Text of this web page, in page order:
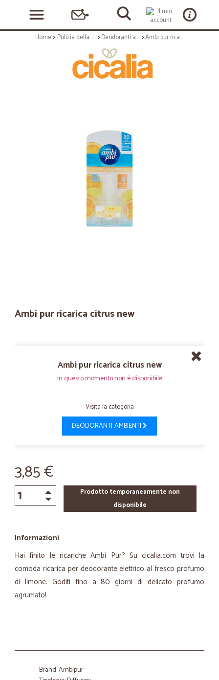
Home Pulizia della casa Deodoranti ambienti Ambi pur ricarica citrus new
Ambi pur ricarica citrus new
Ambi pur ricarica citrus new
In questo momento non è disponibile
Visita la categoria
DEODORANTI-AMBIENTI
3,85 €
Prodotto temporaneamente non
disponibile
Informazioni
Hai finito le ricariche Ambi Pur? Su cicalia.com trovi la
comoda ricarica per deodorante elettrico al fresco profumo
di limone. Goditi fino a 80 giorni di delicato profumo
agrumato!
Brand: Ambipur